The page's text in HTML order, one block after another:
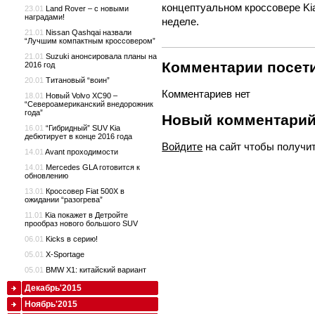
концептуальном кроссовере
неделе.
Комментарии
Комментариев нет
Новый
Войдите на сайт чтобы
23.01 Land Rover – с новыми
наградами!
21.01 Nissan Qashqai назвали
“Лучшим компактным кроссовером”
21.01 Suzuki анонсировала планы на
2016 год
20.01 Титановый “воин”
18.01 Новый Volvo XC90 –
“Североамериканский внедорожник
года”
16.01 “Гибридный” SUV Kia
дебютирует в конце 2016 года
14.01 Avant проходимости
14.01 Mercedes GLA готовится к
обновлению
13.01 Кроссовер Fiat 500X в
ожидании “разогрева”
11.01 Kia покажет в Детройте
прообраз нового большого SUV
06.01 Kicks в серию!
05.01 X-Sportage
05.01 BMW X1: китайский вариант
Декабрь'2015
Ноябрь'2015